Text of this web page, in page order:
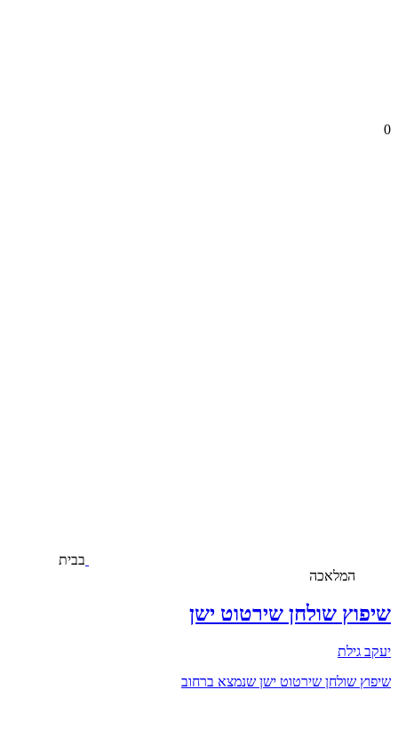
0
בבית
המלאכה
שיפוץ שולחן שירטוט ישן
יעקב גילת
שיפוץ שולחן שירטוט ישן שנמצא ברחוב